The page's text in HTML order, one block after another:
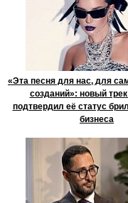
«Эта песня для нас, для
созданий»: новый трек
подтвердил её статус
бизнеса